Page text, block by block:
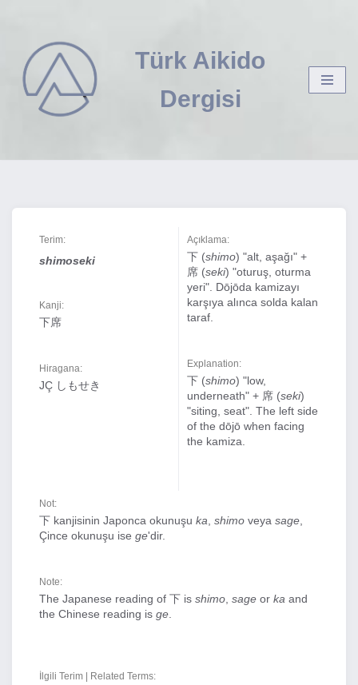
İçeriğe
geç
Türk Aikido
Dergisi
Terim:
shimoseki
Kanji:
下席
Hiragana:
JÇ しもせき
Açıklama:
下 (shimo) "alt, aşağı" +
席 (seki) "oturuş, oturma
yeri". Dōjōda kamizayı
karşıya alınca solda kalan
taraf.
Explanation:
下 (shimo) "low,
underneath" + 席 (seki)
"siting, seat". The left side
of the dōjō when facing
the kamiza.
Not:
下 kanjisinin Japonca okunuşu ka shimo veya sage
Çince okunuşu ise ge'dir.
Note:
The Japanese reading of 下 is shimo sage or ka and
the Chinese reading is ge
İlgili Terim | Related Terms: